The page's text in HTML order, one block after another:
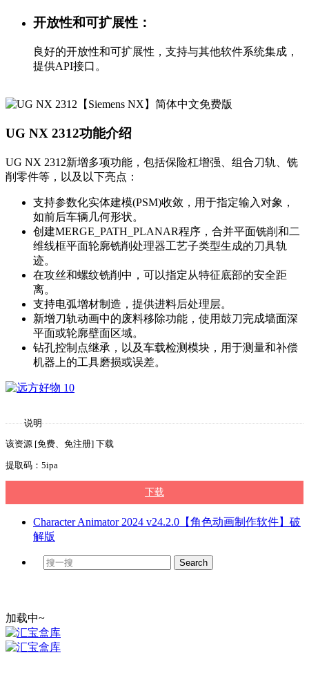
开放性和可扩展性：
良好的开放性和可扩展性，支持与其他软件系统集成，
提供API接口。
UG NX 2312功能介绍
UG NX 2312新增多项功能，包括保险杠增强、组合刀轨、铣
削零件等，以及以下亮点：
支持参数化实体建模(PSM)收敛，用于指定输入对象，
如前后车辆几何形状。
创建MERGE_PATH_PLANAR程序，合并平面铣削和二
维线框平面轮廓铣削处理器工艺子类型生成的刀具轨
迹。
在攻丝和螺纹铣削中，可以指定从特征底部的安全距
离。
支持电弧增材制造，提供进料后处理层。
新增刀轨动画中的废料移除功能，使用鼓刀完成墙面深
平面或轮廓壁面区域。
钻孔控制点继承，以及车载检测模块，用于测量和补偿
机器上的工具磨损或误差。
说明
该资源 [免费、免注册] 下载
提取码：5ipa
下载
Character Animator 2024 v24.2.0【角色动画制作软件】破
解版
加载中~